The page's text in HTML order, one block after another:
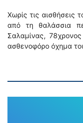
Χωρίς τις αισθήσεις
από τη θαλάσσια
Σαλαμίνας,
ασθενοφόρο όχημα